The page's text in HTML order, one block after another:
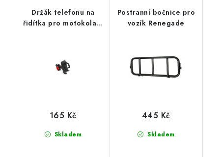
Držák telefonu na
řidítka pro motokola a
Skladem
165 Kč
Postranní bočnice pro
vozík Renegade
Skladem
445 Kč